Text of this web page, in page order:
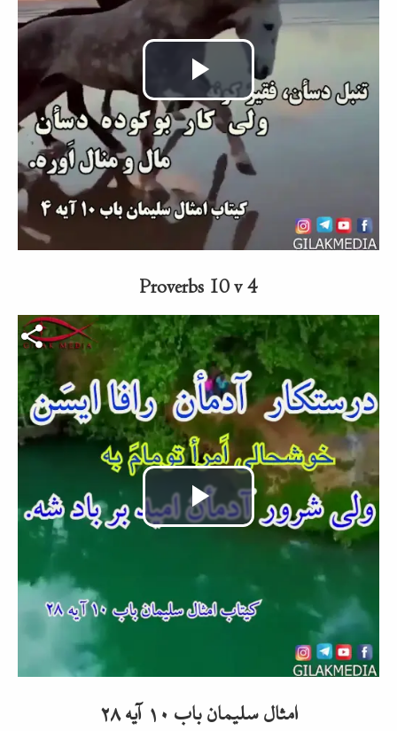
Video
abspielen
Proverbs 10 v 4
Video-Datei
Video
abspielen
امثال سلیمان باب ۱۰ آیه ۲۸